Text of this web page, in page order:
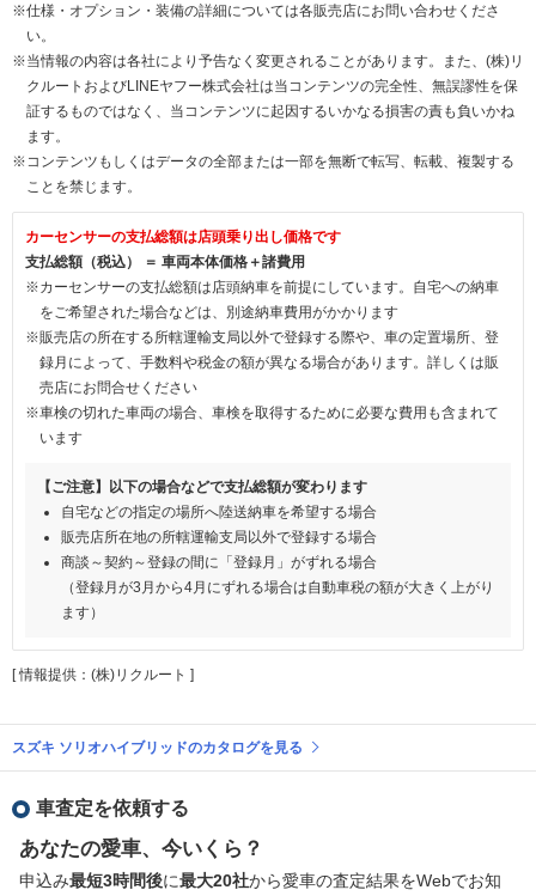
※仕様・オプション・装備の詳細については各販売店にお問い合わせくださ
い。
※当情報の内容は各社により予告なく変更されることがあります。また、(株)リ
クルートおよびLINEヤフー株式会社は当コンテンツの完全性、無誤謬性を保
証するものではなく、当コンテンツに起因するいかなる損害の責も負いかね
ます。
※コンテンツもしくはデータの全部または一部を無断で転写、転載、複製する
ことを禁じます。
カーセンサーの支払総額は店頭乗り出し価格です
支払総額（税込） ＝ 車両本体価格＋諸費用
※カーセンサーの支払総額は店頭納車を前提にしています。自宅への納車
をご希望された場合などは、別途納車費用がかかります
※販売店の所在する所轄運輸支局以外で登録する際や、車の定置場所、登
録月によって、手数料や税金の額が異なる場合があります。詳しくは販
売店にお問合せください
※車検の切れた車両の場合、車検を取得するために必要な費用も含まれて
います
【ご注意】以下の場合などで支払総額が変わります
自宅などの指定の場所へ陸送納車を希望する場合
販売店所在地の所轄運輸支局以外で登録する場合
商談～契約～登録の間に「登録月」がずれる場合
（登録月が3月から4月にずれる場合は自動車税の額が大きく上がり
ます）
[ 情報提供：(株)リクルート ]
スズキ ソリオハイブリッドのカタログを見る
車査定を依頼する
あなたの愛車、今いくら？
申込み最短3時間後に最大20社から愛車の査定結果をWebでお知